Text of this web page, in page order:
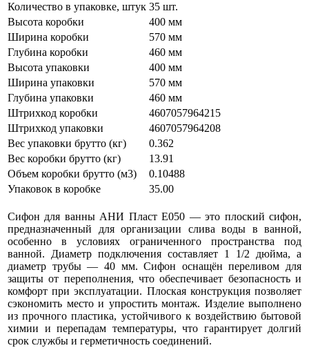
Количество в упаковке, штук 35 шт.
Высота коробки
400 мм
Ширина коробки
570 мм
Глубина коробки
460 мм
Высота упаковки
400 мм
Ширина упаковки
570 мм
Глубина упаковки
460 мм
Штрихкод коробки
4607057964215
Штрихкод упаковки
4607057964208
Вес упаковки брутто (кг)
0.362
Вес коробки брутто (кг)
13.91
Объем коробки брутто (м3)
0.10488
Упаковок в коробке
35.00
Сифон для ванны АНИ Пласт E050 — это плоский сифон,
предназначенный для организации слива воды в ванной,
особенно в условиях ограниченного пространства под
ванной. Диаметр подключения составляет 1 1/2 дюйма, а
диаметр трубы — 40 мм. Сифон оснащён переливом для
защиты от переполнения, что обеспечивает безопасность и
комфорт при эксплуатации. Плоская конструкция позволяет
сэкономить место и упростить монтаж. Изделие выполнено
из прочного пластика, устойчивого к воздействию бытовой
химии и перепадам температуры, что гарантирует долгий
срок службы и герметичность соединений.